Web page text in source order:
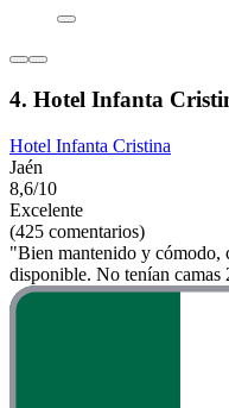
4. Hotel Infanta
Hotel Infanta Cristina
Jaén
8,6/10
Excelente
(425 comentarios)
"Bien mantenido y cómodo,
disponible. No tenían camas